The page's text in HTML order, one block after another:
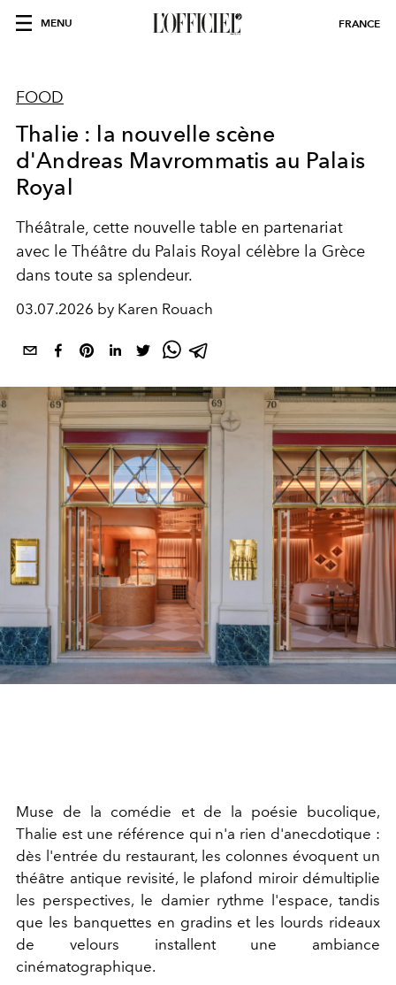
MENU FRANCE
FOOD
Thalie : la nouvelle scène
d'Andreas Mavrommatis au Palais
Royal
Théâtrale, cette nouvelle table en partenariat
avec le Théâtre du Palais Royal célèbre la Grèce
dans toute sa splendeur.
03.07.2026 by Karen Rouach
Muse de la comédie et de la poésie bucolique,
Thalie est une référence qui n'a rien d'anecdotique :
dès l'entrée du restaurant, les colonnes évoquent un
théâtre antique revisité, le plafond miroir démultiplie
les perspectives, le damier rythme l'espace, tandis
que les banquettes en gradins et les lourds rideaux
de velours installent une ambiance
cinématographique.